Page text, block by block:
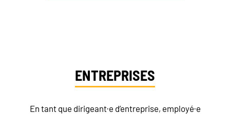
ENTREPRISES
En tant que dirigeant·e d’entreprise, employé·e